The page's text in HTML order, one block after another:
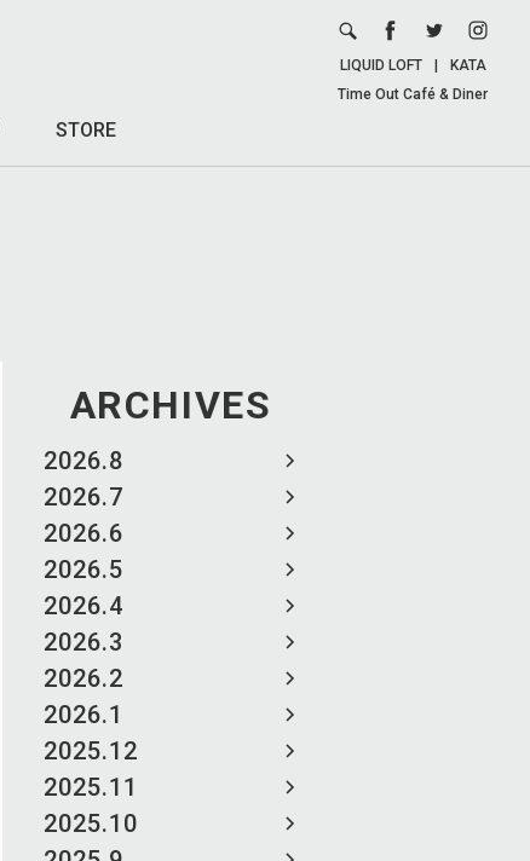
STORE
LIQUID LOFT
KATA
Time Out Café & Diner
ARCHIVES
2026.8
2026.7
2026.6
2026.5
2026.4
2026.3
2026.2
2026.1
2025.12
2025.11
2025.10